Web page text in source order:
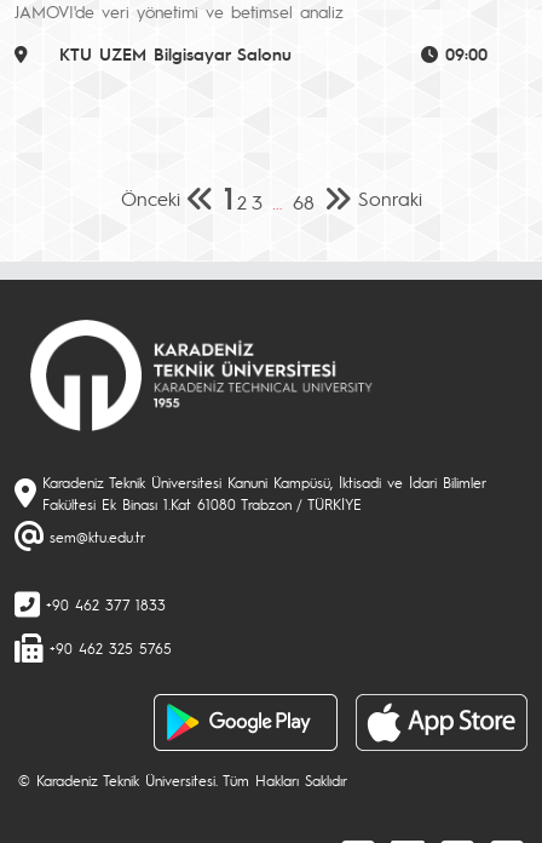
JAMOVI'de veri yönetimi ve betimsel analiz
KTU UZEM Bilgisayar Salonu
09:00
Önceki 1 2 3 68 Sonraki
Karadeniz Teknik Üniversitesi Kanuni Kampüsü, İktisadi ve İdari Bilimler
Fakültesi Ek Binası 1.Kat 61080 Trabzon / TÜRKİYE
sem@ktu.edu.tr
+90 462 377 1833
+90 462 325 5765
© Karadeniz Teknik Üniversitesi. Tüm Hakları Saklıdır